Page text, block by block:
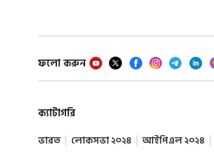
ফলো করুন
ক্যাটাগরি
ভারত
লোকসভা ২০২৪ আইপিএল ২০২৪